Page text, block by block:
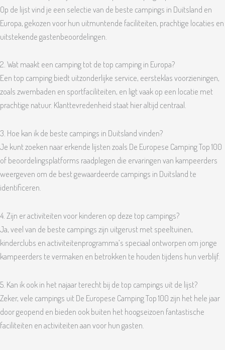
Op de lijst vind je een selectie van de beste campings in Duitsland en
Europa, gekozen voor hun uitmuntende faciliteiten, prachtige locaties en
uitstekende gastenbeoordelingen.
2. Wat maakt een camping tot de top camping in Europa?
Een top camping biedt uitzonderlijke service, eersteklas voorzieningen,
zoals zwembaden en sportfaciliteiten, en ligt vaak op een locatie met
prachtige natuur. Klanttevredenheid staat hier altijd centraal.
3. Hoe kan ik de beste campings in Duitsland vinden?
Je kunt zoeken naar erkende lijsten zoals De Europese Camping Top 100
of beoordelingsplatforms raadplegen die ervaringen van kampeerders
weergeven om de best gewaardeerde campings in Duitsland te
identificeren.
4. Zijn er activiteiten voor kinderen op deze top campings?
Ja, veel van de beste campings zijn uitgerust met speeltuinen,
kinderclubs en activiteitenprogramma’s speciaal ontworpen om jonge
kampeerders te vermaken en betrokken te houden tijdens hun verblijf.
5. Kan ik ook in het najaar terecht bij de top campings uit de lijst?
Zeker, vele campings uit De Europese Camping Top 100 zijn het hele jaar
door geopend en bieden ook buiten het hoogseizoen fantastische
faciliteiten en activiteiten aan voor hun gasten.